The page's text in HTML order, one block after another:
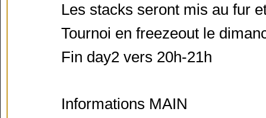
Les stacks seront mis au fur
Tournoi en freezeout le
Fin day2 vers 20h-21h
Informations MAIN